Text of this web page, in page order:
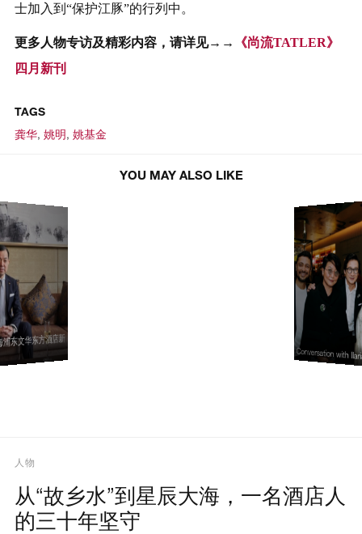
士加入到“保护江豚”的行列中。
更多人物专访及精彩内容，请详见→→
《尚流TATLER》
四月新刊
TAGS
龚华, 姚明, 姚基金
YOU MAY ALSO LIKE
东文华东方酒店新
从“故乡水”到星辰大海，一名酒店人
的三十年坚守
Conversation with
人物
从“故乡水”到星辰大海，一名酒店人
的三十年坚守